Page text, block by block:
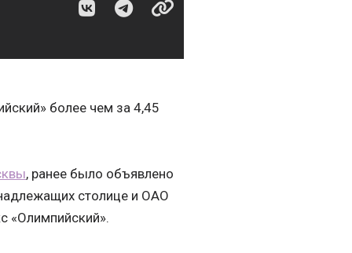
более чем за 4,45
, ранее было объявлено
столице и ОАО
«Олимпийский».